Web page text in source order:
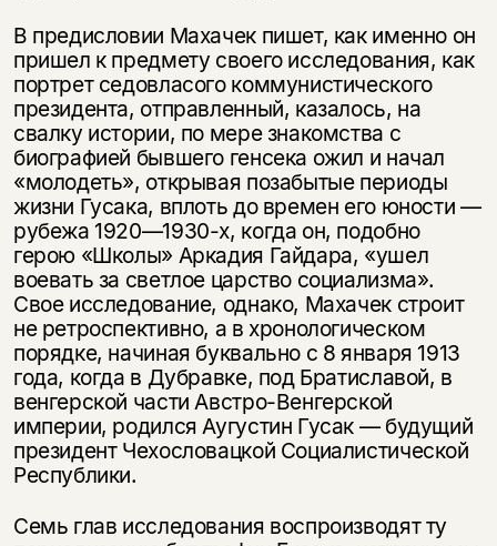
В предисловии Махачек пишет, как именно он
пришел к предмету своего исследования, как
портрет седовласого коммунистического
президента, отправленный, казалось, на
свалку истории, по мере знакомства с
биографией бывшего генсека ожил и начал
«молодеть», открывая позабытые периоды
жизни Гусака, вплоть до времен его юности —
рубежа 1920—1930-х, когда он, подобно
герою «Школы» Аркадия Гайдара, «ушел
воевать за светлое царство социализма».
Свое исследование, однако, Махачек строит
не ретроспективно, а в хронологическом
порядке, начиная буквально с 8 января 1913
года, когда в Дубравке, под Братиславой, в
венгерской части Австро-Венгерской
империи, родился Аугустин Гусак — будущий
президент Чехословацкой Социалистической
Республики.
Семь глав исследования воспроизводят ту